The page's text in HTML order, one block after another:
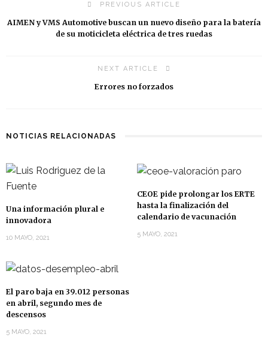
PREVIOUS ARTICLE
AIMEN y VMS Automotive buscan un nuevo diseño para la batería
de su moticicleta eléctrica de tres ruedas
NEXT ARTICLE
Errores no forzados
NOTICIAS RELACIONADAS
Una información plural e
innovadora
10 MAYO, 2021
CEOE pide prolongar los ERTE
hasta la finalización del
calendario de vacunación
5 MAYO, 2021
El paro baja en 39.012 personas
en abril, segundo mes de
descensos
5 MAYO, 2021